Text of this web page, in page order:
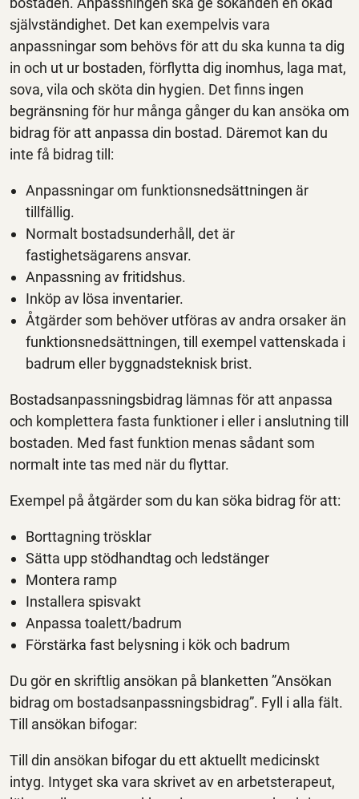
självständighet. Det kan exempelvis vara
anpassningar som behövs för att du ska kunna ta dig
in och ut ur bostaden, förflytta dig inomhus, laga mat,
sova, vila och sköta din hygien. Det finns ingen
begränsning för hur många gånger du kan ansöka om
bidrag för att anpassa din bostad. Däremot kan du
inte få bidrag till:
Anpassningar om funktionsnedsättningen är
tillfällig.
Normalt bostadsunderhåll, det är
fastighetsägarens ansvar.
Anpassning av fritidshus.
Inköp av lösa inventarier.
Åtgärder som behöver utföras av andra orsaker än
funktionsnedsättningen, till exempel vattenskada i
badrum eller byggnadsteknisk brist.
Bostadsanpassningsbidrag lämnas för att anpassa
och komplettera fasta funktioner i eller i anslutning till
bostaden. Med fast funktion menas sådant som
normalt inte tas med när du flyttar.
Exempel på åtgärder som du kan söka bidrag för att:
Borttagning trösklar
Sätta upp stödhandtag och ledstänger
Montera ramp
Installera spisvakt
Anpassa toalett/badrum
Förstärka fast belysning i kök och badrum
Du gör en skriftlig ansökan på blanketten ”Ansökan
bidrag om bostadsanpassningsbidrag”. Fyll i alla fält.
Till ansökan bifogar:
Till din ansökan bifogar du ett aktuellt medicinskt
intyg. Intyget ska vara skrivet av en arbetsterapeut,